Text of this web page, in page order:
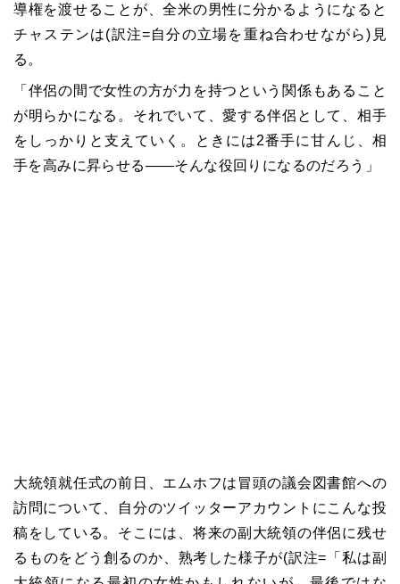
導権を渡せることが、全米の男性に分かるようになると
チャステンは(訳注=自分の立場を重ね合わせながら)見
る。
「伴侶の間で女性の方が力を持つという関係もあること
が明らかになる。それでいて、愛する伴侶として、相手
をしっかりと支えていく。ときには2番手に甘んじ、相
手を高みに昇らせる――そんな役回りになるのだろう」
大統領就任式の前日、エムホフは冒頭の議会図書館への
訪問について、自分のツイッターアカウントにこんな投
稿をしている。そこには、将来の副大統領の伴侶に残せ
るものをどう創るのか、熟考した様子が(訳注=「私は副